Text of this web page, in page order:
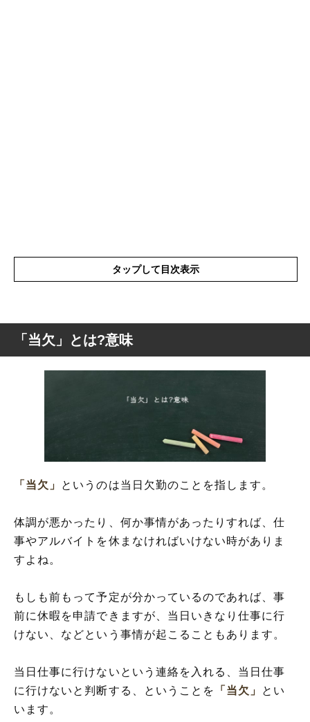
タップして目次表示
「当欠」とは?意味
「当欠」の類語や言い換え
「当欠」とは?意味
「当欠」 というのは当日欠勤のことを指します。
体調が悪かったり、何か事情があったりすれば、仕
事やアルバイトを休まなければいけない時がありま
すよね。
もしも前もって予定が分かっているのであれば、事
前に休暇を申請できますが、当日いきなり仕事に行
けない、などという事情が起こることもあります。
当日仕事に行けないという連絡を入れる、当日仕事
に行けないと判断する、ということを
「当欠」 とい
います。